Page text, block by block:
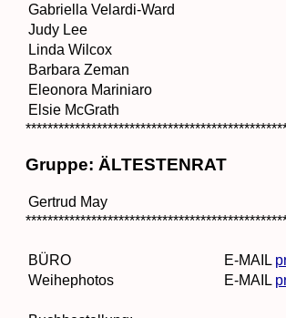
Gabriella Velardi-Ward
Judy Lee
Linda Wilcox
Barbara Zeman
Eleonora Mariniaro
Elsie McGrath
Gruppe: ÄLTESTENRAT
Gertrud May
BÜRO E-MAIL
Weihephotos
E-MAIL